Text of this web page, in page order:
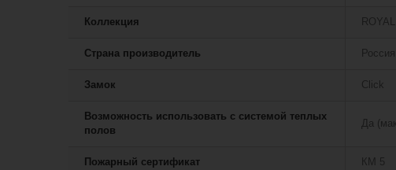
Коллекция ROYAL
Страна производитель Россия
Замок Сlick
Возможность использовать с системой теплых
полов
Да
Пожарный сертификат КМ 5